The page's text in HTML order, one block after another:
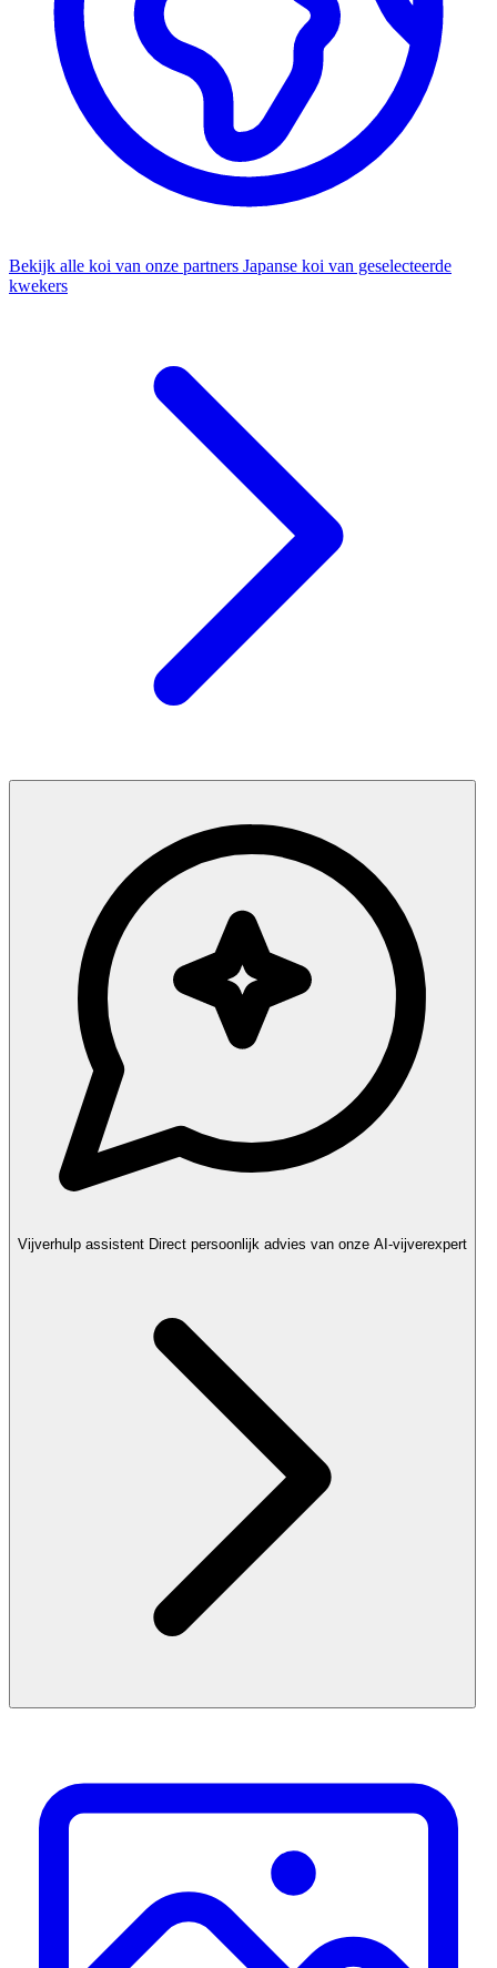
Bekijk alle koi van onze partners Japanse koi van geselecteerde
kwekers
Vijverhulp assistent Direct persoonlijk advies van onze AI-vijverexpert